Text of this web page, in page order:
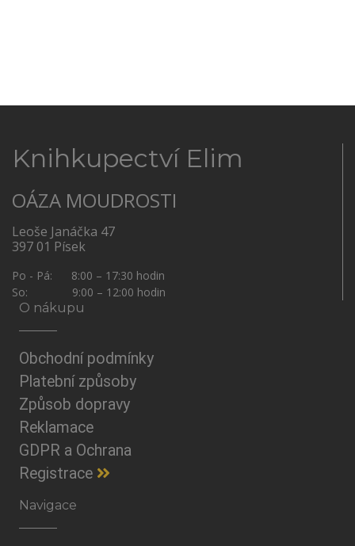
Knihkupectví Elim
OÁZA MOUDROSTI
Leoše Janáčka 47
397 01 Písek
Po - Pá: 8:00 – 17:30 hodin
So: 9:00 – 12:00 hodin
O nákupu
Obchodní podmínky
Platební způsoby
Způsob dopravy
Reklamace
GDPR a Ochrana
Registrace
Navigace